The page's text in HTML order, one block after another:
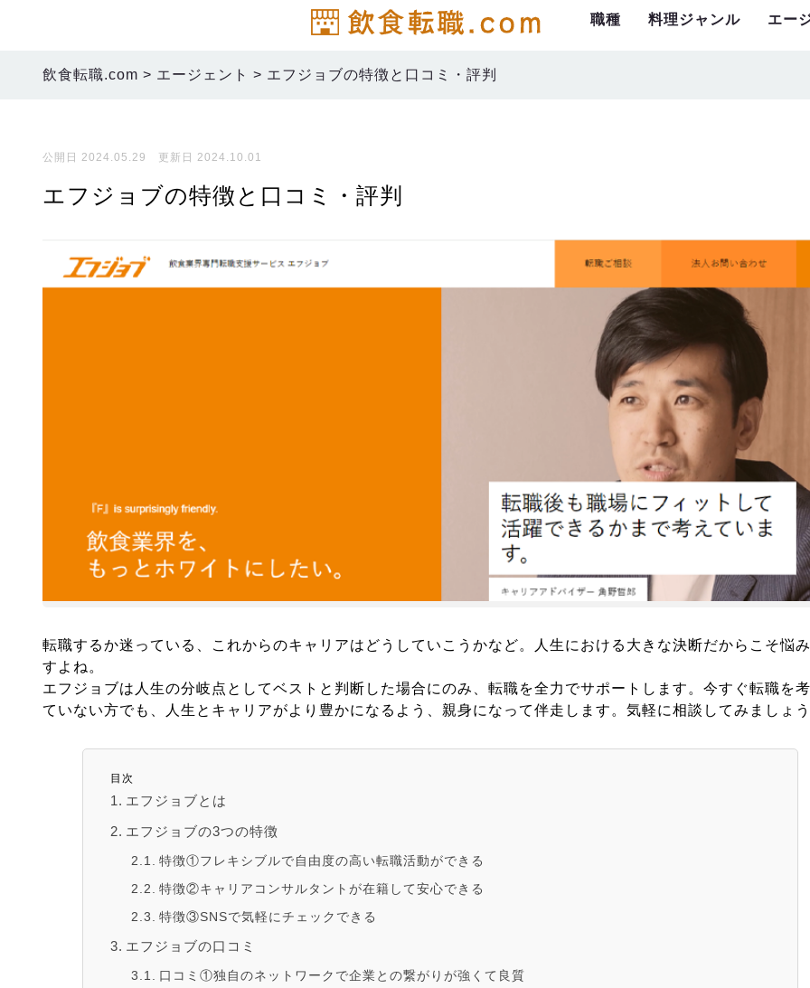
職種 料理ジャンル エー
飲食転職.com > エージェント > エフジョブの特徴と口コミ・評判
公開日 2024.05.29 更新日 2024.10.01
エフジョブの特徴と口コミ・評判
転職するか迷っている、これからのキャリアはどうしていこうかなど。人生における大きな決断だからこそ悩み
すよね。
エフジョブは人生の分岐点としてベストと判断した場合にのみ、転職を全力でサポートします。今すぐ転職を考
ていない方でも、人生とキャリアがより豊かになるよう、親身になって伴走します。気軽に相談してみましょう
目次
エフジョブとは
エフジョブの3つの特徴
特徴①フレキシブルで自由度の高い転職活動ができる
特徴②キャリアコンサルタントが在籍して安心できる
特徴③SNSで気軽にチェックできる
エフジョブの口コミ
口コミ①独自のネットワークで企業との繋がりが強くて良質